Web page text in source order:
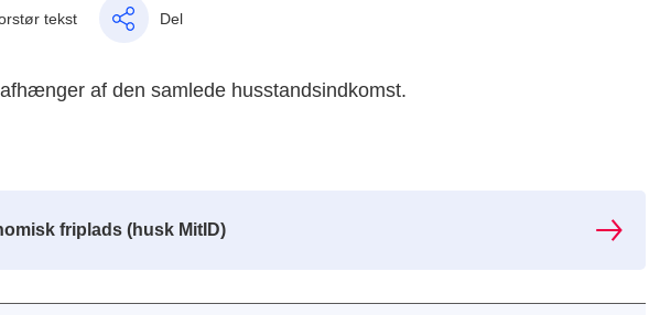
tekst Del
af den samlede husstandsindkomst.
friplads (husk MitID)